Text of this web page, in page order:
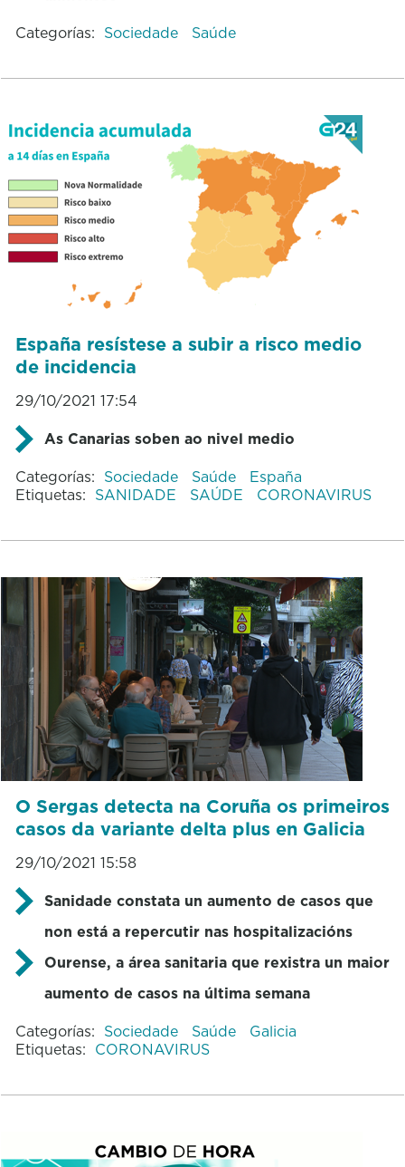
Categorías: Sociedade Saúde
España resístese a subir a risco medio
de incidencia
29/10/2021 17:54
As Canarias soben ao nivel medio
Categorías: Sociedade Saúde
España
Etiquetas: SANIDADE SAÚDE CORONAVIRUS
O Sergas detecta na Coruña os primeiros
casos da variante delta plus en Galicia
29/10/2021 15:58
Sanidade constata un aumento de casos que
non está a repercutir nas hospitalizacións
Ourense, a área sanitaria que rexistra un maior
aumento de casos na última semana
Categorías: Sociedade Saúde
Galicia
Etiquetas: CORONAVIRUS